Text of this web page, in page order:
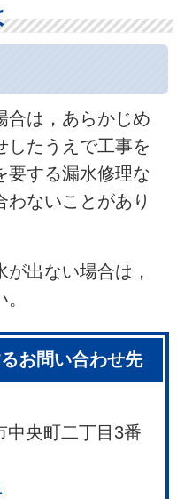
合は，あらかじめ
したうえで工事を
要する漏水修理な
わないことがあり
出ない場合は，
。
お問い合わせ先
中央町二丁目3番